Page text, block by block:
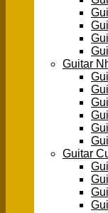
Guitar
Guitar